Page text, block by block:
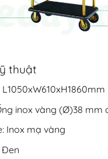
thuật
inox vàng (Ø)38 mm
Inox mạ vàng
Đen